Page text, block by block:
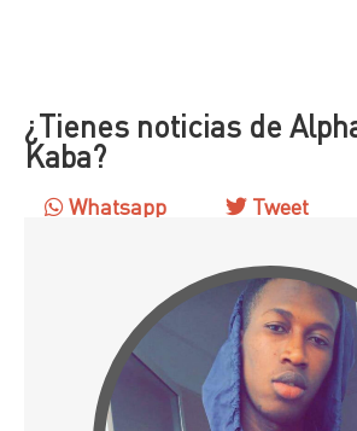
¿Tienes noticias de
Kaba?
Whatsapp Tweet